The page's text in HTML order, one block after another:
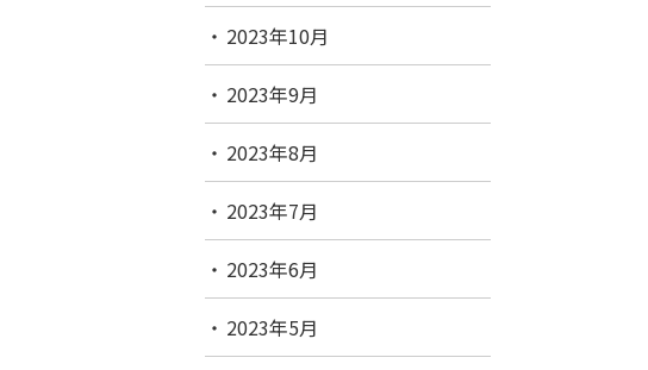
2023年10月
2023年9月
2023年8月
2023年7月
2023年6月
2023年5月